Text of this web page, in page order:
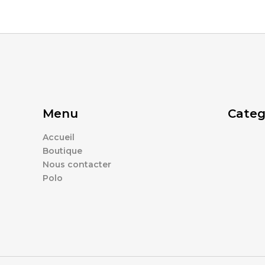
Menu
Accueil
Boutique
Nous contacter
Polo